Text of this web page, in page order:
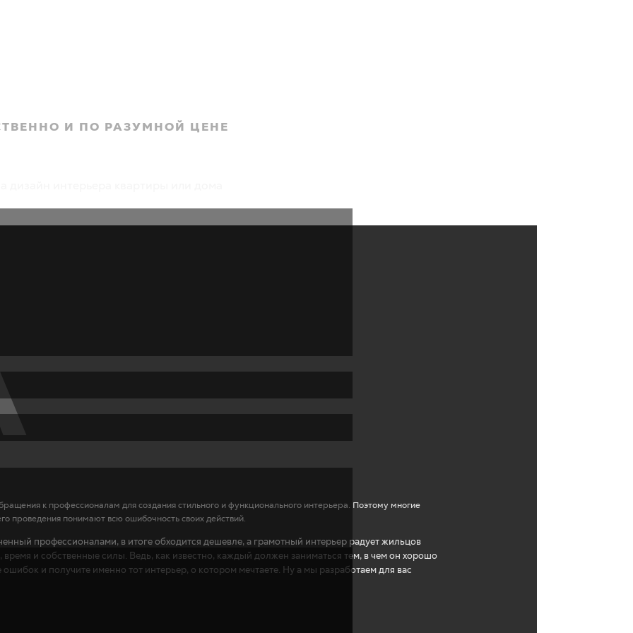
И ПО РАЗУМНОЙ ЦЕНЕ
к профессионалам для создания стильного и функционального интерьера. Поэтому многие
проведения понимают всю ошибочность своих действий.
профессионалами, в итоге обходится дешевле, а грамотный интерьер радует жильцов
и собственные силы. Ведь, как известно, каждый должен заниматься тем, в чем он хорошо
и получите именно тот интерьер, о котором мечтаете. Ну а мы разработаем для вас